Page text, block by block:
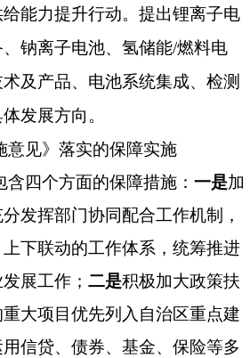
能力提升行动。提出锂离子电
钠离子电池、氢储能/燃料电
及产品、电池系统集成、检测
发展方向。
意见》落实的保障实施
含四个方面的保障措施： 一是加
分发挥部门协同配合工作机制，
下联动的工作体系 ， 统筹推进
展工作 ； 二是积极加大政策扶
大项目优先列入自治区重点建
信贷、债券、基金、保险等多